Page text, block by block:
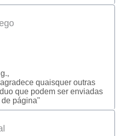
quaisquer outras
que podem ser enviadas
página"